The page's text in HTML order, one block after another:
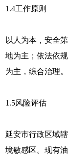
1.4工作原则
以人为本，安全
地为主；依法依
为主，综合治理。
1.5风险评估
延安市行政区域
境敏感区。现有